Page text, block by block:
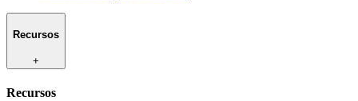
Recursos
+
Recursos